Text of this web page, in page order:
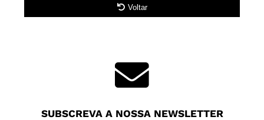
Voltar
SUBSCREVA A NOSSA NEWSLETTER